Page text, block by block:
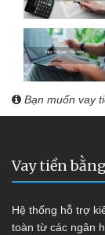
Bạn muốn vay
Vay tiền
Hệ thống hỗ trợ
toàn từ các ngân